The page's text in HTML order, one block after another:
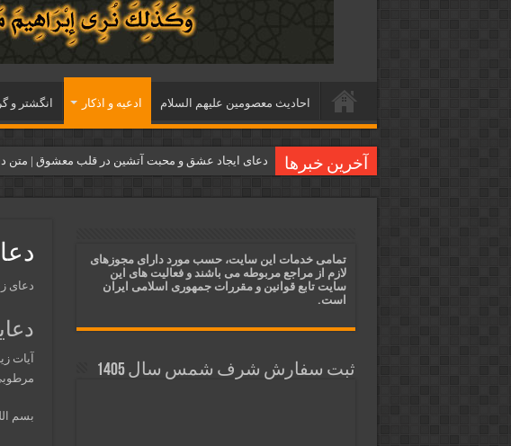
احاديث معصومين عليهم السلام ادعيه و اذكار انگشتر و
آخرین خبرها دعای ایجاد عشق و محبت آتشین در قلب معشوق | متن
قویترین ذکر استجابت دعا و حاجت روایی | ذکر اسماء
دعای افزایش رزق و روزی و ثروتمند شدن | متن دعا و
دعای
آيات
بسم
تمامی خدمات این سایت، حسب مورد دارای مجوزهای
لازم از مراجع مربوطه می باشند و فعالیت های این
سایت تابع قوانین و مقررات جمهوری اسلامی ایران
است.
ثبت سفارش شرف شمس سال 1405